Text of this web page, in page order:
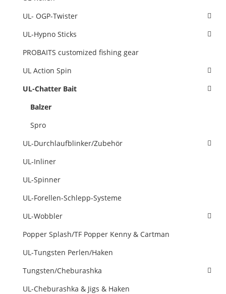
UL- OGP-Twister
UL-Hypno Sticks
PROBAITS customized fishing gear
UL Action Spin
UL-Chatter Bait
Balzer
Spro
UL-Durchlaufblinker/Zubehör
UL-Inliner
UL-Spinner
UL-Forellen-Schlepp-Systeme
UL-Wobbler
Popper Splash/TF Popper Kenny & Cartman
UL-Tungsten Perlen/Haken
Tungsten/Cheburashka
UL-Cheburashka & Jigs & Haken